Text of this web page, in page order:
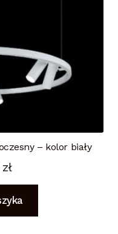
– kolor biały
zł